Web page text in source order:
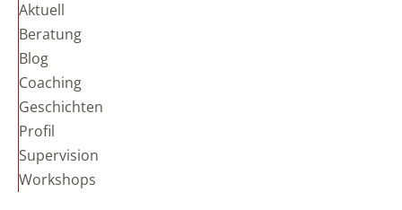
Aktuell
Beratung
Blog
Coaching
Geschichten
Profil
Supervision
Workshops